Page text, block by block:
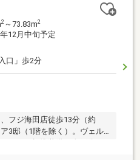
2 ～73.83m2
12月中旬予定
口」歩2分
フジ海田店徒歩13分（約
3邸（1階を除く）。ヴェル
ンター標準装備。全戸分平